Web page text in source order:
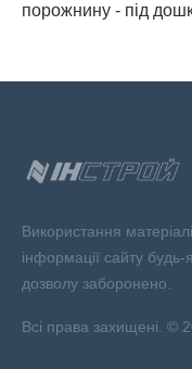
порожнину - під
Використання
інформації сайту
дозволу заборонено.
Всі права захищені. ©